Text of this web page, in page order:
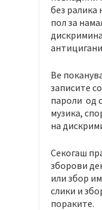
без ралика
пол за
Ве
записите
пароли од
музика,
на
Секогаш
зборови
или збор
слики и
пораките.